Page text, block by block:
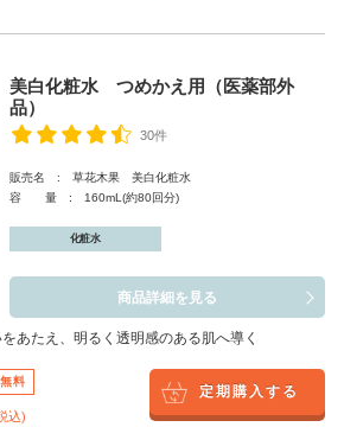
美白化粧水 つめかえ用（医薬部外
品）
30件
販売名 : 草花木果 美白化粧水
容 量 : 160mL(約80回分)
化粧水
商品詳細を見る
あたえ、明るく透明感のある肌へ導く
料
込)
定期購入する